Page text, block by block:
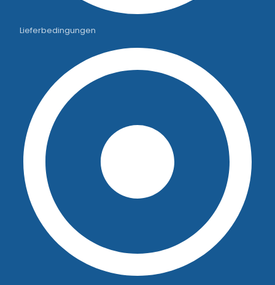
Lieferbedingungen